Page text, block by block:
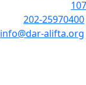
107
202-25970400
info@dar-alifta.org